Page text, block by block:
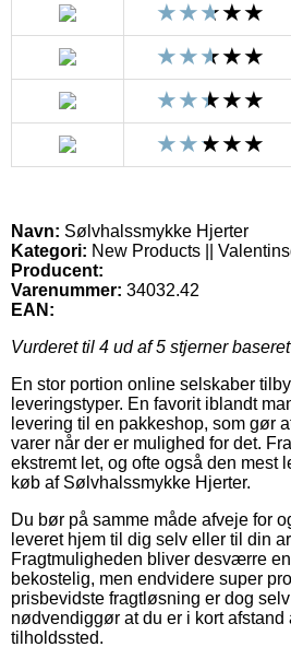
Navn: Sølvhalssmykke Hjerter
Kategori: New Products ||
Producent:
Varenummer: 34032.42
EAN:
Vurderet til 4 ud af 5 stjerner
En stor portion online selskaber
leveringstyper. En favorit iblandt
levering til en pakkeshop, som gør
varer når der er mulighed for det.
ekstremt let, og ofte også den mest
køb af Sølvhalssmykke Hjerter.
Du bør på samme måde afveje for
leveret hjem til dig selv eller til din
Fragtmuligheden bliver desværre
bekostelig, men endvidere super
prisbevidste fragtløsning er dog
nødvendiggør at du er i kort afstand
tilholdssted.